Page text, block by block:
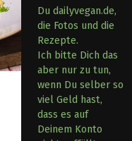
Du dailyvegan.de,
die Fotos und die
Rezepte.
Ich bitte Dich das
aber nur zu tun,
wenn Du selber so
viel Geld hast,
dass es auf
Deinem Konto